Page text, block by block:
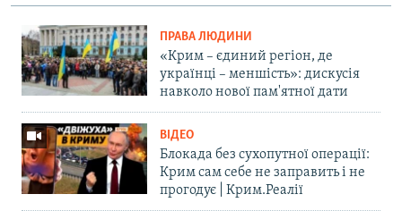
ПРАВА ЛЮДИНИ
«Крим – єдиний регіон, де
українці – меншість»: дискусія
навколо нової пам'ятної дати
ВІДЕО
Блокада без сухопутної операції:
Крим сам себе не заправить і не
прогодує | Крим.Реалії